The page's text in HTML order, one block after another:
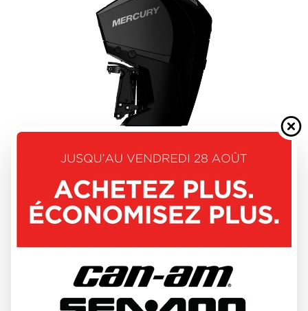
MERCURY 2026
FOURSTROKE 175 - 225HP
DÉCOUVRIR CE MODÈLE